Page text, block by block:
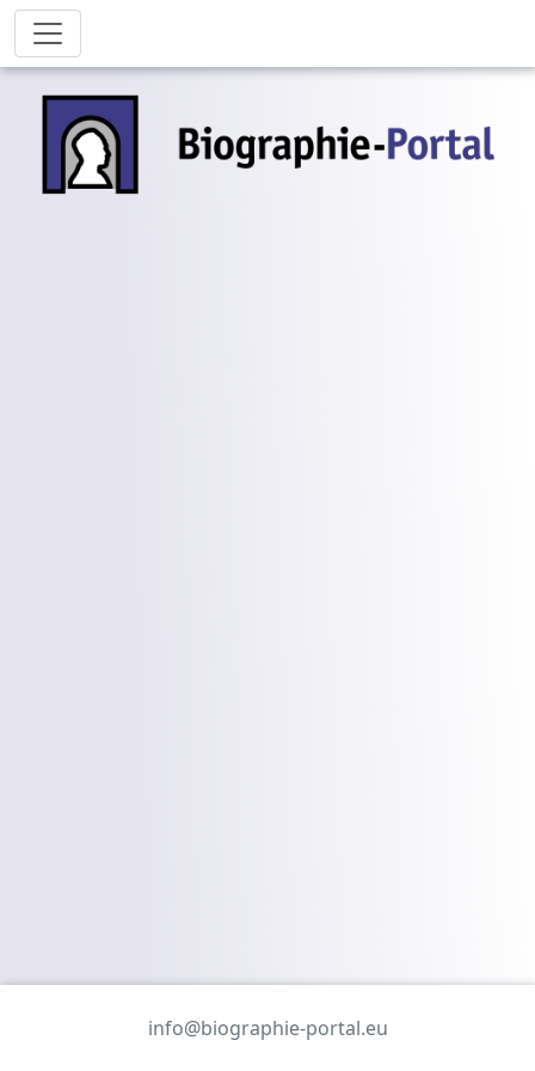
info@biographie-portal.eu